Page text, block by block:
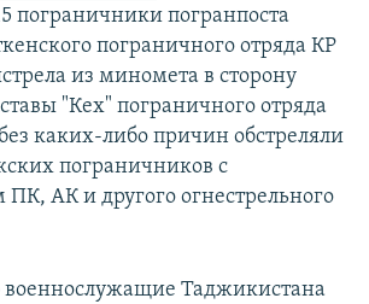
пограничники погранпоста
пограничного отряда КР
из миномета в сторону
"Кех" пограничного отряда
каких-либо причин обстреляли
пограничников с
ПК, АК и другого огнестрельного
военнослужащие Таджикистана